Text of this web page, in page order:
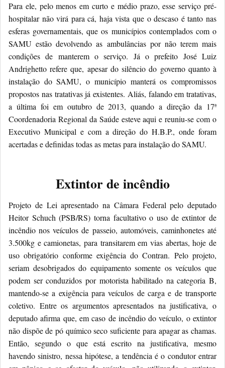
Para ele, pelo menos em curto e médio prazo, esse serviço pré-
hospitalar não virá para cá, haja vista que o descaso é tanto nas
esferas governamentais, que os municípios contemplados com o
SAMU estão devolvendo as ambulâncias por não terem mais
condições de manterem o serviço. Já o prefeito José Luiz
Andrighetto refere que, apesar do silêncio do governo quanto à
instalação do SAMU, o município manterá os compromissos
propostos nas tratativas já existentes. Aliás, falando em tratativas,
a última foi em outubro de 2013, quando a direção da 17ª
Coordenadoria Regional da Saúde esteve aqui e reuniu-se com o
Executivo Municipal e com a direção do H.B.P., onde foram
acertadas e definidas todas as metas para instalação do SAMU.
Extintor de incêndio
Projeto de Lei apresentado na Câmara Federal pelo deputado
Heitor Schuch (PSB/RS) torna facultativo o uso de extintor de
incêndio nos veículos de passeio, automóveis, caminhonetes até
3.500kg e camionetas, para transitarem em vias abertas, hoje de
uso obrigatório conforme exigência do Contran. Pelo projeto,
seriam desobrigados do equipamento somente os veículos que
podem ser conduzidos por motorista habilitado na categoria B,
mantendo-se a exigência para veículos de carga e de transporte
coletivo. Entre os argumentos apresentados na justificativa, o
deputado afirma que, em caso de incêndio do veículo, o extintor
não dispõe de pó químico seco suficiente para apagar as chamas.
Então, segundo o que está escrito na justificativa, mesmo
havendo sinistro, nessa hipótese, a tendência é o condutor entrar